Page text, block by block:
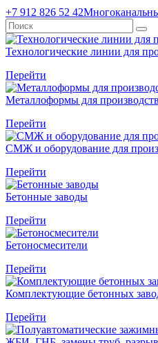
+7 912 826 52 42
Технологические линии для
Перейти
Металлоформы для
Перейти
СМЖ и оборудование для
Перейти
Бетонные заводы
Перейти
Бетоносмесители
Перейти
Комплектующие бетонных
Перейти